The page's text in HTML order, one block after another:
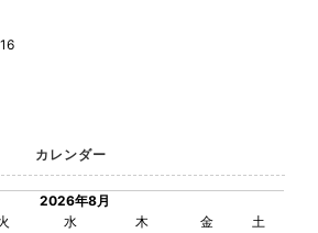
カレンダー
2026年8月
水 木 金
土